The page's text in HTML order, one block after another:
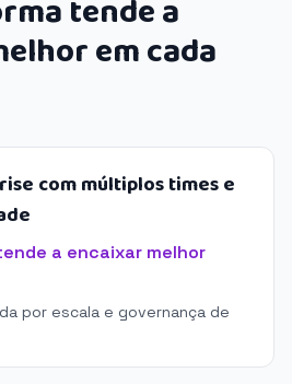
tende a
em cada
com múltiplos times e
a encaixar melhor
por escala e governança de